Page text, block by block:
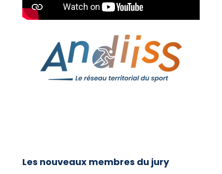
Les nouveaux membres du jury